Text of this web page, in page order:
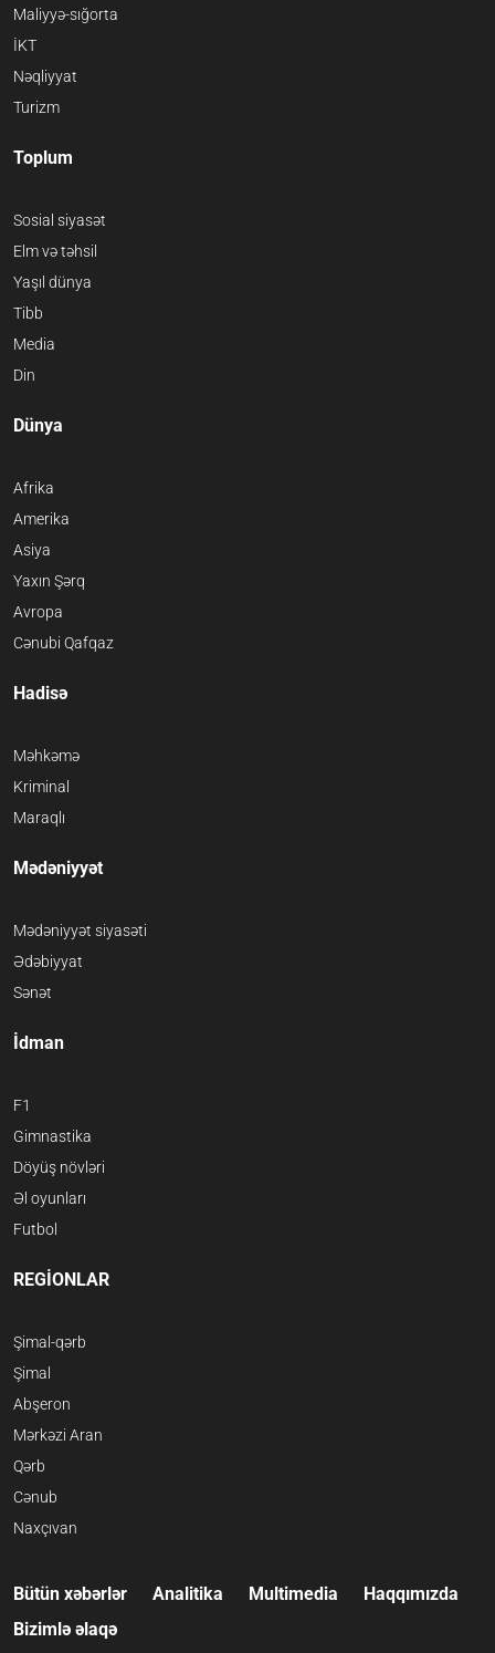
Maliyyə-sığorta
İKT
Nəqliyyat
Turizm
Toplum
Sosial siyasət
Elm və təhsil
Yaşıl dünya
Tibb
Media
Din
Dünya
Afrika
Amerika
Asiya
Yaxın Şərq
Avropa
Cənubi Qafqaz
Hadisə
Məhkəmə
Kriminal
Maraqlı
Mədəniyyət
Mədəniyyət siyasəti
Ədəbiyyat
Sənət
İdman
F1
Gimnastika
Döyüş növləri
Əl oyunları
Futbol
REGİONLAR
Şimal-qərb
Şimal
Abşeron
Mərkəzi Aran
Qərb
Cənub
Naxçıvan
Bütün xəbərlər Analitika Multimedia
Haqqımızda
Bizimlə əlaqə